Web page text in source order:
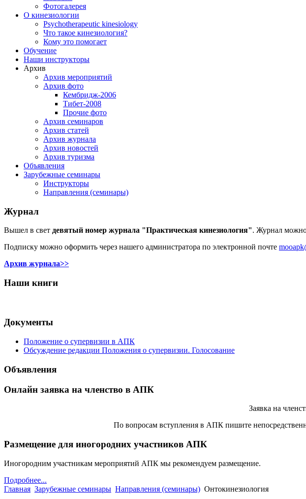
Фотогалерея
О кинезиологии
Psychotherapeutic kinesiology
Что такое кинезиология?
Кому это помогает
Обучение
Наши инструкторы
Архив
Архив мероприятий
Архив фото
Кембридж-2006
Тибет-2008
Прочие фото
Архив семинаров
Архив статей
Архив журнала
Архив новостей
Архив туризма
Объявления
Зарубежные семинары
Инструкторы
Направления (семинары)
Журнал
Вышел в свет девятый номер журнала "Практическая кинезиология". Журнал
Подписку можно оформить через нашего администратора по электронной почте
Архив журнала>>
Наши книги
Документы
Положение о супервизии в АПК
Обсуждение редакции Положения о супервизии. Голосование
Объявления
Онлайн заявка на членство в АПК
Заявка на
По вопросам вступления в АПК пишите
Размещение для иногородних участников АПК
Иногородним участникам мероприятий АПК мы рекомендуем размещение.
Подробнее...
Главная Зарубежные семинары Направления (семинары) Онтокинезиология